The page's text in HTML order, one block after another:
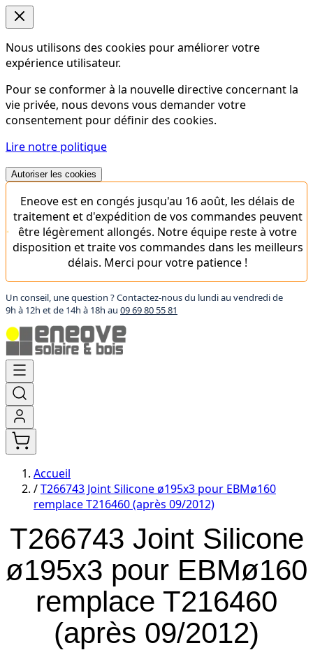
Nous utilisons des cookies pour améliorer votre
expérience utilisateur.
Pour se conformer à la nouvelle directive concernant la
vie privée, nous devons vous demander votre
consentement pour définir des cookies.
Lire notre politique
Autoriser les cookies
Eneove est en congés jusqu'au 16 août, les délais de
traitement et d'expédition de vos commandes peuvent
être légèrement allongés. Notre équipe reste à votre
disposition et traite vos commandes dans les meilleurs
délais. Merci pour votre patience !
Un conseil, une question ? Contactez-nous du lundi au vendredi de
9h à 12h et de 14h à 18h au 09 69 80 55 81
Aller
contenu
Accueil
/T266743 Joint Silicone ø195x3 pour EBMø160
remplace T216460 (après 09/2012)
T266743 Joint Silicone
ø195x3 pour EBMø160
remplace T216460
(après 09/2012)